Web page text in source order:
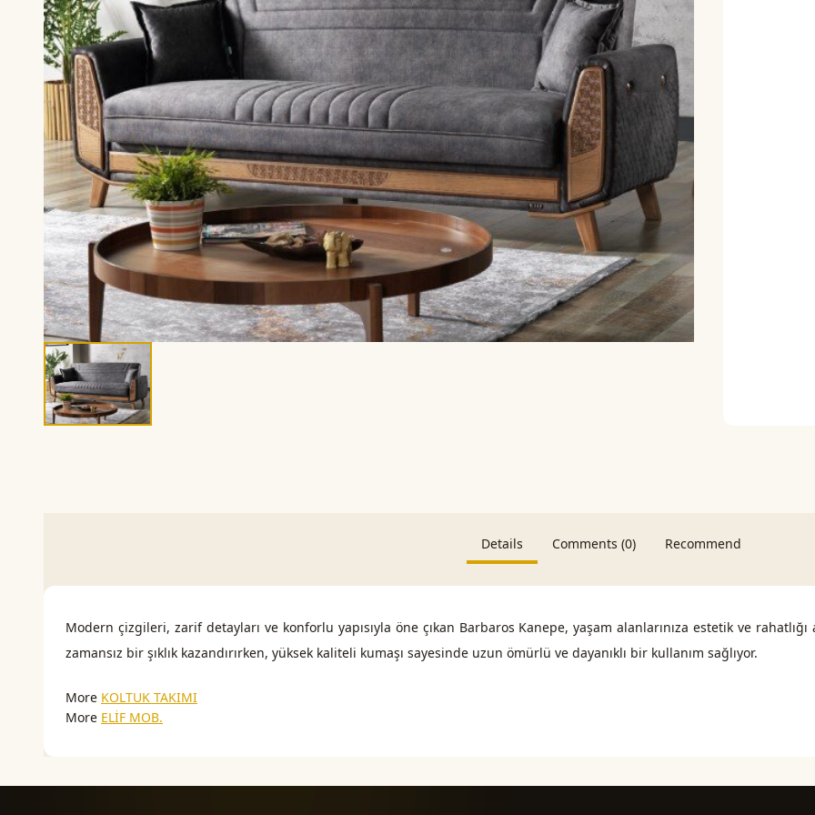
Details Comments (0) Recommend
Modern çizgileri, zarif detayları ve konforlu yapısıyla öne çıkan Barbaros Kanepe, yaşam alanlarınıza estetik ve
zamansız bir şıklık kazandırırken, yüksek kaliteli kumaşı sayesinde uzun ömürlü ve dayanıklı bir kullanım sağlıyor.
More KOLTUK TAKIMI
More ELİF MOB.